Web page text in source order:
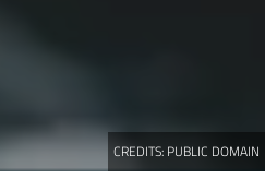
CREDITS: PUBLIC DOMAIN